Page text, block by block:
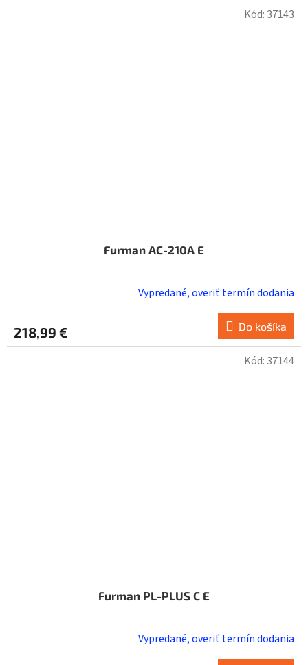
Furman AC-210A E
Vypredané, overiť termín dodania
218,99 € Do košíka
Kód: 37143
Furman PL-PLUS C E
Vypredané, overiť termín dodania
Kód: 37144